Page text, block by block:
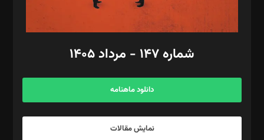
مد‌یر توسعه تجاری: کامبیز برید‌
امور مالی: شاپور رهبری، محمد‌ کاظمی‌نیا
آگهی و مشترکین: ۰۹۱۹۹۹۹۰۴۵۴
شماره ۱۴۷ - مرداد ۱۴۰۵
دانلود ماهنامه
نمایش مقالات